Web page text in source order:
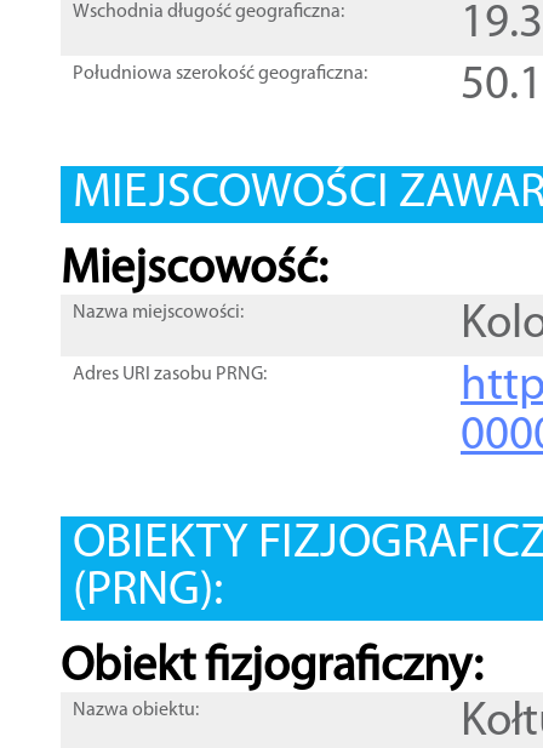
Wschodnia długość geograficzna:
Południowa szerokość geograficzna:
MIEJSCOWOŚCI
Miejscowość:
Nazwa miejscowości:
Adres URI zasobu PRNG:
OBIEKTY
(PRNG):
Obiekt fizjograficzny:
Nazwa obiektu: